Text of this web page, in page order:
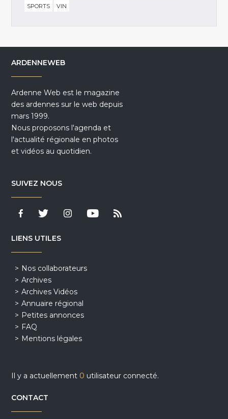
SPORTS
VIN
ARDENNEWEB
Ardenne Web est le magazine
des ardennes sur le web depuis
mars 1999.
Nous proposons l'agenda et
l'actualité régionale en photos
et vidéos au quotidien.
SUIVEZ NOUS
LIENS UTILES
Nos collaborateurs
Archives
Archives Vidéos
Annuaire régional
Petites annonces
FAQ
Mentions légales
Il y a actuellement 0 utilisateur connecté.
CONTACT